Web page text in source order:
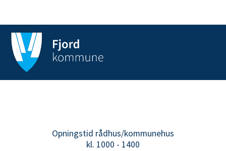
Opningstid rådhus/kommunehus
kl. 1000 - 1400